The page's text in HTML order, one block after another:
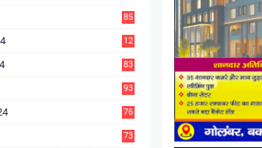
85
12
83
93
76
73